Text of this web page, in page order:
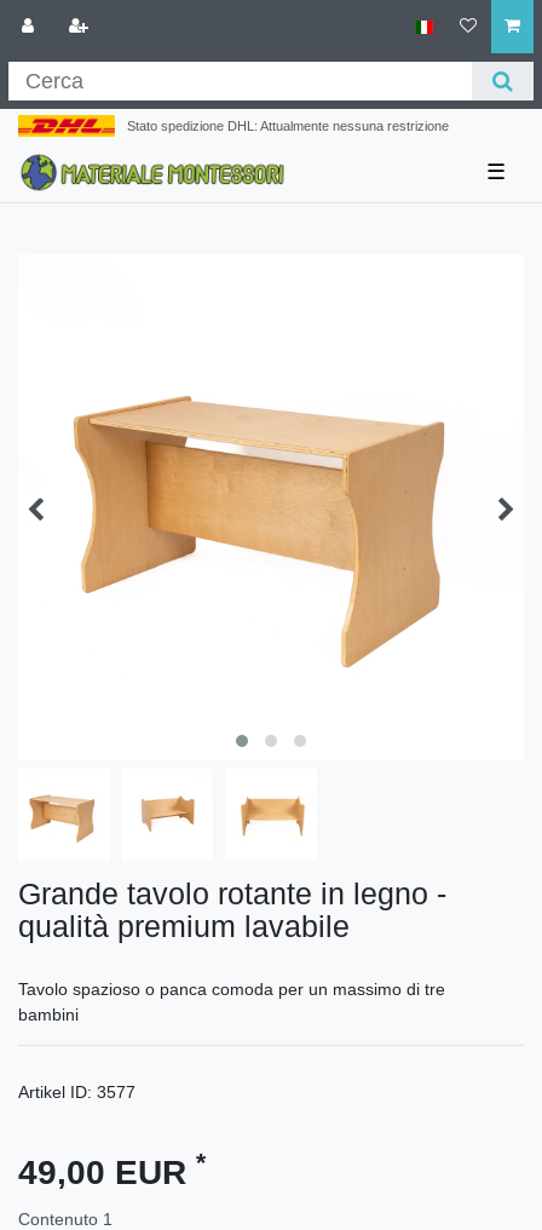
Stato spedizione DHL: Attualmente nessuna restrizione
☰
Grande tavolo rotante in legno -
qualità premium lavabile
Tavolo spazioso o panca comoda per un massimo di tre
bambini
Artikel ID: 3577
49,00 EUR *
Contenuto 1